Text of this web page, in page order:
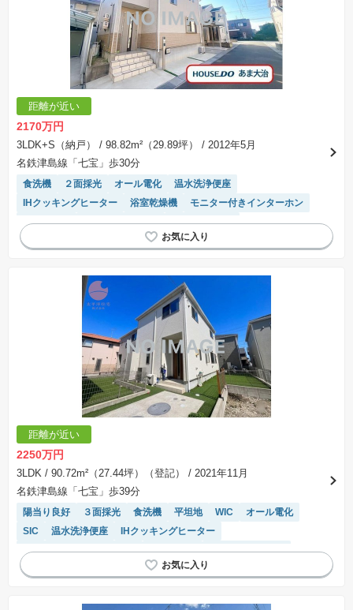
距離が近い
2170万円
3LDK+S（納戸） / 98.82m²（29.89坪）
/ 2012年5月
名鉄津島線「七宝」歩30分
食洗機 ２面採光 オール電化
温水洗浄便座
IHクッキングヒーター
浴室乾燥機
モニター付きインターホン
窓付き浴室
システムキッチン トイレ2個以上
距離が近い
2250万円
3LDK / 90.72m²（27.44坪）（登記）
/ 2021年11月
名鉄津島線「七宝」歩39分
陽当り良好 ３面採光 食洗機 平坦地 WIC
オール電化
SIC
温水洗浄便座
IHクッキングヒーター
モニター付きインターホン
窓付き浴室
システムキッチン
トイレ2個以上